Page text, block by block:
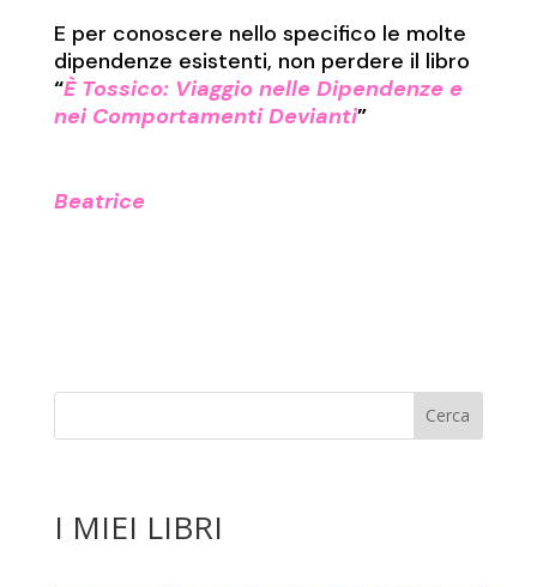
E per conoscere nello specifico le molte
dipendenze esistenti, non perdere il libro
“È Tossico: Viaggio nelle Dipendenze e
nei Comportamenti Devianti”
Beatrice
I MIEI LIBRI